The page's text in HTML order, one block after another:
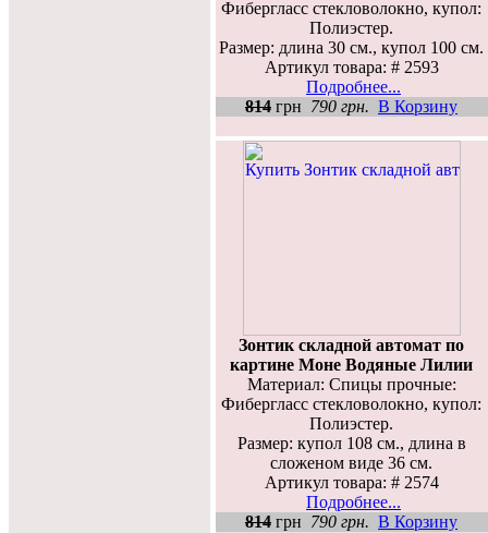
Фибергласс стекловолокно, купол:
Полиэстер.
Размер: длина 30 см., купол 100 см.
Артикул товара: # 2593
Подробнее...
814 грн 790 грн. В Корзину
Зонтик складной автомат по
картине Моне Водяные Лилии
Материал: Спицы прочные:
Фибергласс стекловолокно, купол:
Полиэстер.
Размер: купол 108 см., длина в
сложеном виде 36 см.
Артикул товара: # 2574
Подробнее...
814 грн 790 грн. В Корзину